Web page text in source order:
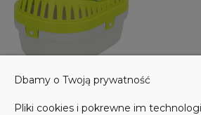
Dbamy o Twoją prywatność
Pliki cookies i pokrewne im